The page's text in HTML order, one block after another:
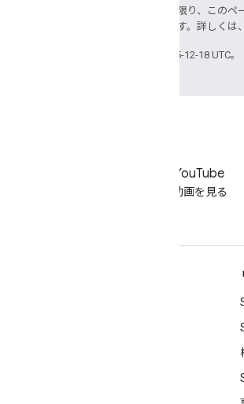
特に記載のない限り、このペ
使用許諾されます。詳しくは、
最終更新日 2025-12-18 UTC。
YouTube
動画を見る